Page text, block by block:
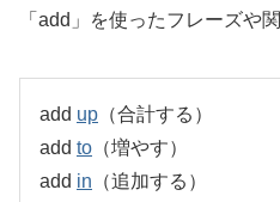
「add」を使ったフレーズや
add up （合計する）
add to （増やす）
add in （追加する）